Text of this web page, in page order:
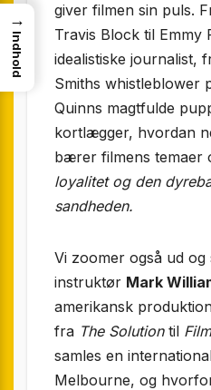
giver filmen sin puls.
Travis Block til Emmy
idealistiske journalist,
Smiths whistleblower
Quinns magtfulde
kortlægger, hvordan
bærer filmens temaer
loyalitet og den
sandheden.
Vi zoomer også ud
instruktør Mark
amerikansk
fra The Solutiontil
samles en
Melbourne, og
→
Indhold